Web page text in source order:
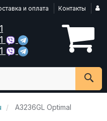
и оплата Контакты
A3236GL Optimal